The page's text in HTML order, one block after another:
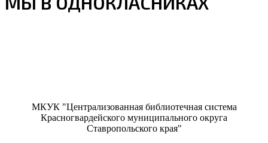
МКУК "Централизованная библиотечная система
Красногвардейского муниципального округа
Ставропольского края"